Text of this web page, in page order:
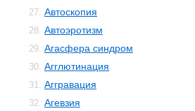
27. Автоскопия
28. Автоэротизм
29. Агасфера синдром
30. Агглютинация
31. Аггравация
32. Агевзия